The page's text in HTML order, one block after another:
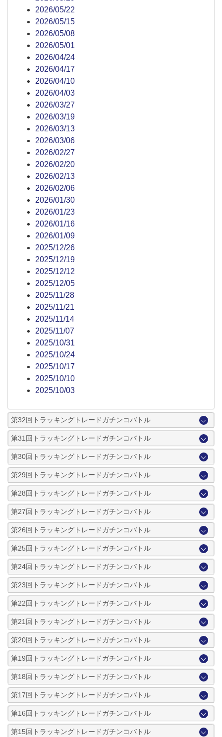
2026/05/22
2026/05/15
2026/05/08
2026/05/01
2026/04/24
2026/04/17
2026/04/10
2026/04/03
2026/03/27
2026/03/19
2026/03/13
2026/03/06
2026/02/27
2026/02/20
2026/02/13
2026/02/06
2026/01/30
2026/01/23
2026/01/16
2026/01/09
2025/12/26
2025/12/19
2025/12/12
2025/12/05
2025/11/28
2025/11/21
2025/11/14
2025/11/07
2025/10/31
2025/10/24
2025/10/17
2025/10/10
2025/10/03
第32回トラッキングトレードガチンコバトル
第31回トラッキングトレードガチンコバトル
第30回トラッキングトレードガチンコバトル
第29回トラッキングトレードガチンコバトル
第28回トラッキングトレードガチンコバトル
第27回トラッキングトレードガチンコバトル
第26回トラッキングトレードガチンコバトル
第25回トラッキングトレードガチンコバトル
第24回トラッキングトレードガチンコバトル
第23回トラッキングトレードガチンコバトル
第22回トラッキングトレードガチンコバトル
第21回トラッキングトレードガチンコバトル
第20回トラッキングトレードガチンコバトル
第19回トラッキングトレードガチンコバトル
第18回トラッキングトレードガチンコバトル
第17回トラッキングトレードガチンコバトル
第16回トラッキングトレードガチンコバトル
第15回トラッキングトレードガチンコバトル